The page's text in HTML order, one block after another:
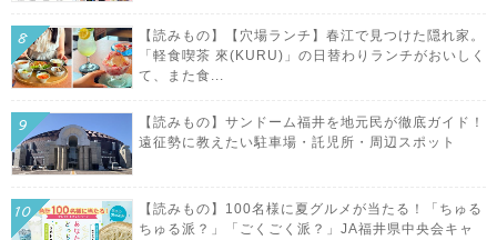
【読みもの】【穴場ランチ】春江で見つけた隠れ家。
「軽食喫茶 來(KURU)」の日替わりランチがおいしく
て、また食...
【読みもの】サンドーム福井を地元民が徹底ガイド！
遠征勢に教えたい駐車場・託児所・周辺スポット
【読みもの】100名様に夏グルメが当たる！「ちゅる
ちゅる派？」「ごくごく派？」JA福井県中央会キャ